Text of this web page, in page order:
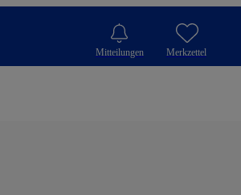
Mitteilungen Merkzettel